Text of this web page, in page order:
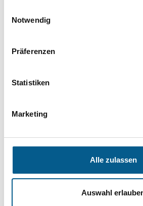
Notwendig
Präferenzen
Statistiken
Marketing
Alle zulassen
Auswahl
können durch die Wahl von
Themen: Kinder, Jugendliche &
Themen: Politische Bildung &
Themen: Bürgerschaftliches
Themen: Denkmalschutz